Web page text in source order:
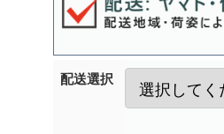
配送選択